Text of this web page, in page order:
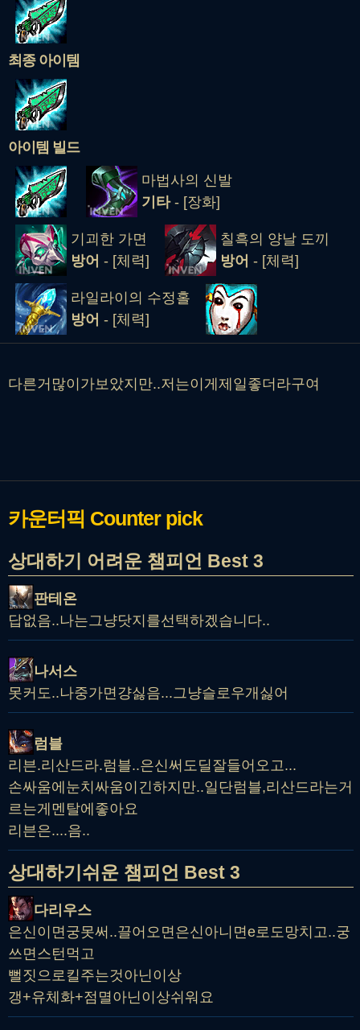
최종 아이템
아이템 빌드
마법사의 신발
기타- [장화]
기괴한 가면
방어 - [체력]
칠흑의 양날 도끼
방어 - [체력]
라일라이의 수정홀
방어 - [체력]
다른거많이가보았지만..저는이게제일좋더라구여
카운터픽 Counter pick
상대하기 어려운 챔피언 Best 3
판테온
답없음..나는그냥닷지를선택하겠습니다..
나서스
못커도..나중가면걍싫음...그냥슬로우개싫어
럼블
리븐.리산드라.럼블..은신써도딜잘들어오고...
손싸움에눈치싸움이긴하지만..일단럼블,리산드라는거
르는게멘탈에좋아요
리븐은....음..
상대하기쉬운 챔피언 Best 3
다리우스
은신이면궁못써..끌어오면은신아니면e로도망치고..궁
쓰면스턴먹고
뻘짓으로킬주는것아닌이상
갱+유체화+점멸아닌이상쉬워요